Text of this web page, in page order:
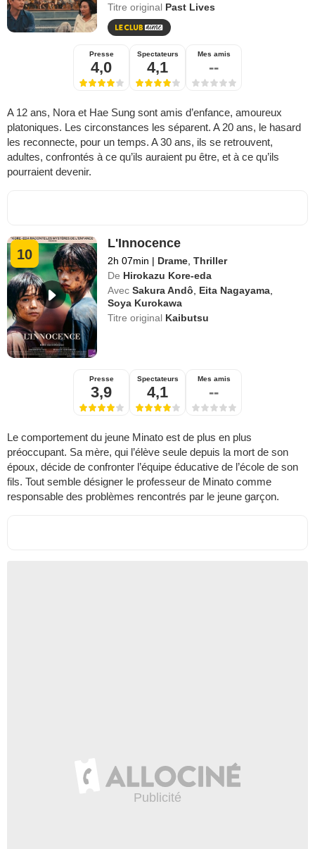
Titre original Past Lives
Presse
4,0
Spectateurs
4,1
Mes amis
--
A 12 ans, Nora et Hae Sung sont amis d’enfance, amoureux
platoniques. Les circonstances les séparent. A 20 ans, le hasard
les reconnecte, pour un temps. A 30 ans, ils se retrouvent,
adultes, confrontés à ce qu’ils auraient pu être, et à ce qu’ils
pourraient devenir.
10
L'Innocence
2h 07min | Drame ,Thriller
De Hirokazu Kore-eda
Avec Sakura Andô Eita Nagayama
Soya Kurokawa
Titre original Kaibutsu
Presse
3,9
Spectateurs
4,1
Mes amis
--
Le comportement du jeune Minato est de plus en plus
préoccupant. Sa mère, qui l’élève seule depuis la mort de son
époux, décide de confronter l’équipe éducative de l’école de son
fils. Tout semble désigner le professeur de Minato comme
responsable des problèmes rencontrés par le jeune garçon.